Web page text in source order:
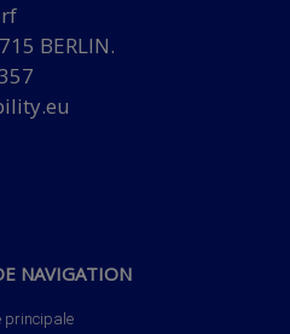
BERLIN.
NAVIGATION
principale